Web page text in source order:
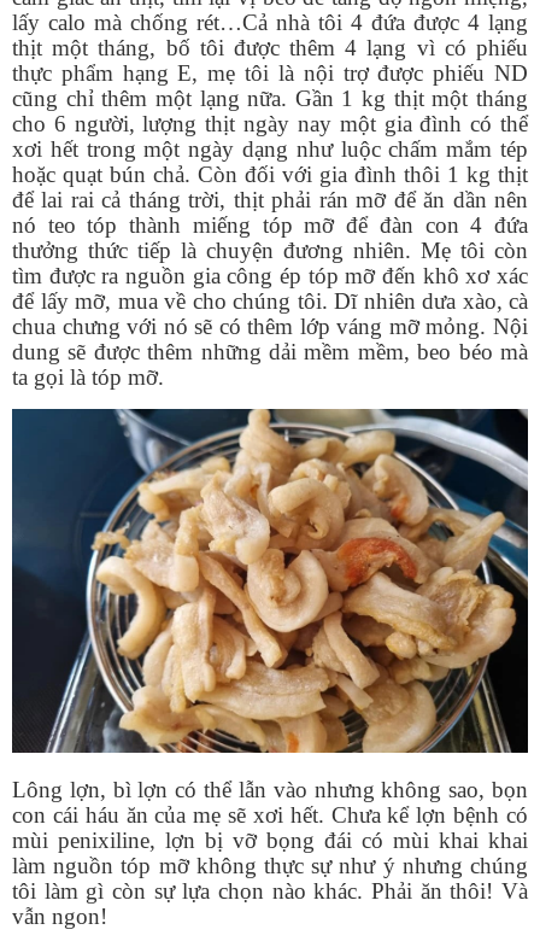
lấy calo mà chống rét…Cả nhà tôi 4 đứa được 4 lạng
thịt một tháng, bố tôi được thêm 4 lạng vì có phiếu
thực phẩm hạng E, mẹ tôi là nội trợ được phiếu ND
cũng chỉ thêm một lạng nữa. Gần 1 kg thịt một tháng
cho 6 người, lượng thịt ngày nay một gia đình có thể
xơi hết trong một ngày dạng như luộc chấm mắm tép
hoặc quạt bún chả. Còn đối với gia đình thôi 1 kg thịt
để lai rai cả tháng trời, thịt phải rán mỡ để ăn dần nên
nó teo tóp thành miếng tóp mỡ để đàn con 4 đứa
thưởng thức tiếp là chuyện đương nhiên. Mẹ tôi còn
tìm được ra nguồn gia công ép tóp mỡ đến khô xơ xác
để lấy mỡ, mua về cho chúng tôi. Dĩ nhiên dưa xào, cà
chua chưng với nó sẽ có thêm lớp váng mỡ mỏng. Nội
dung sẽ được thêm những dải mềm mềm, beo béo mà
ta gọi là tóp mỡ.
Lông lợn, bì lợn có thể lẫn vào nhưng không sao, bọn
con cái háu ăn của mẹ sẽ xơi hết. Chưa kể lợn bệnh có
mùi penixiline, lợn bị vỡ bọng đái có mùi khai khai
làm nguồn tóp mỡ không thực sự như ý nhưng chúng
tôi làm gì còn sự lựa chọn nào khác. Phải ăn thôi! Và
vẫn ngon!